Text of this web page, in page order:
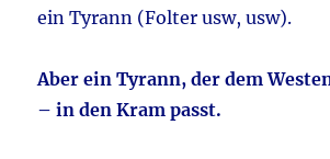
ein Tyrann (Folter usw, usw).
Aber ein Tyrann, der dem
– in den Kram passt.